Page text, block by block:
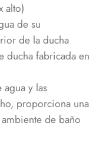
alto)
de su
de la ducha
ducha fabricada en
y las
proporciona una
de baño